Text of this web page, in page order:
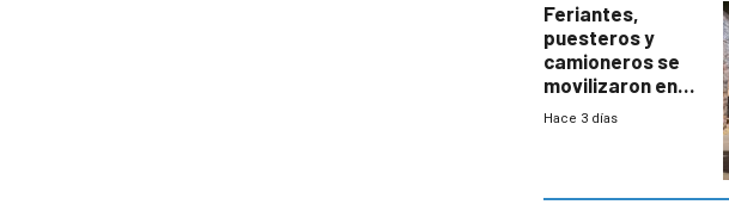
Feriantes,
puesteros y
camioneros se
movilizaron en
rechazo a
Hace 3 días